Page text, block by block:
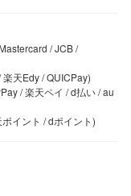
/ JCB /
天Edy / QUICPay)
/ 楽天ペイ / d払い / au
イント / dポイント)